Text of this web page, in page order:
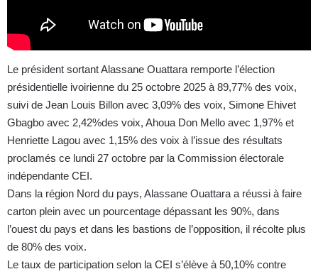
Le président sortant Alassane Ouattara remporte l’élection
présidentielle ivoirienne du 25 octobre 2025 à 89,77% des voix,
suivi de Jean Louis Billon avec 3,09% des voix, Simone Ehivet
Gbagbo avec 2,42%des voix, Ahoua Don Mello avec 1,97% et
Henriette Lagou avec 1,15% des voix à l’issue des résultats
proclamés ce lundi 27 octobre par la Commission électorale
indépendante CEI.
Dans la région Nord du pays, Alassane Ouattara a réussi à faire
carton plein avec un pourcentage dépassant les 90%, dans
l’ouest du pays et dans les bastions de l’opposition, il récolte plus
de 80% des voix.
Le taux de participation selon la CEI s’élève à 50,10% contre